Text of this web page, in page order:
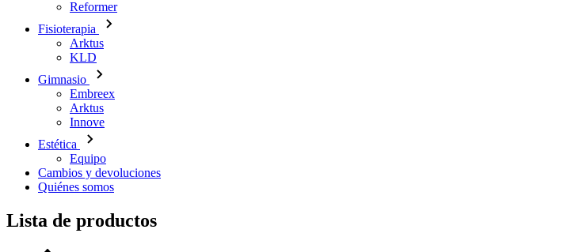
Reformer
Fisioterapia
Arktus
KLD
Gimnasio
Embreex
Arktus
Innove
Estética
Equipo
Cambios y devoluciones
Quiénes somos
Lista de productos